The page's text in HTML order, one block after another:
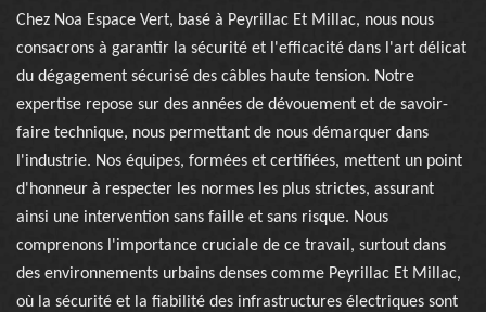
Chez Noa Espace Vert, basé à Peyrillac Et Millac, nous nous
consacrons à garantir la sécurité et l'efficacité dans l'art délicat
du dégagement sécurisé des câbles haute tension. Notre
expertise repose sur des années de dévouement et de savoir-
faire technique, nous permettant de nous démarquer dans
l'industrie. Nos équipes, formées et certifiées, mettent un point
d'honneur à respecter les normes les plus strictes, assurant
ainsi une intervention sans faille et sans risque. Nous
comprenons l'importance cruciale de ce travail, surtout dans
des environnements urbains denses comme Peyrillac Et Millac,
où la sécurité et la fiabilité des infrastructures électriques sont